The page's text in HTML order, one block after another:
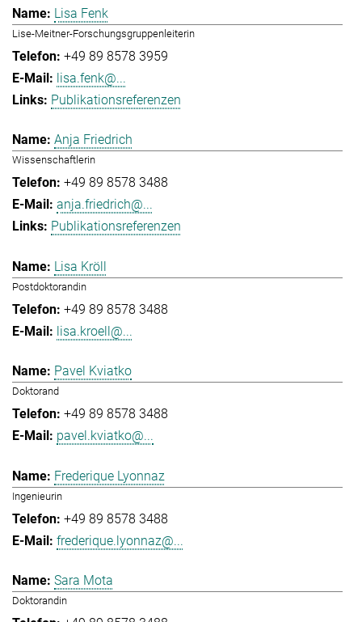
Lisa Fenk
Lise-Meitner-Forschungsgruppenleiterin
+49 89 8578 3959
lisa.fenk@...
Publikationsreferenzen
Anja Friedrich
Wissenschaftlerin
+49 89 8578 3488
anja.friedrich@...
Publikationsreferenzen
Lisa Kröll
Postdoktorandin
+49 89 8578 3488
lisa.kroell@...
Pavel Kviatko
Doktorand
+49 89 8578 3488
pavel.kviatko@...
Frederique Lyonnaz
Ingenieurin
+49 89 8578 3488
frederique.lyonnaz@...
Sara Mota
Doktorandin